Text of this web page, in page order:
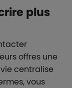
plus
offres une
centralise
vous